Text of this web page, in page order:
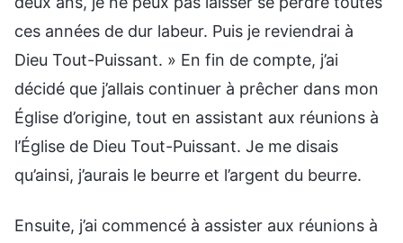
ces années de dur labeur. Puis je reviendrai à
Dieu Tout-Puissant. » En fin de compte, j’ai
décidé que j’allais continuer à prêcher dans mon
Église d’origine, tout en assistant aux réunions à
l’Église de Dieu Tout-Puissant. Je me disais
qu’ainsi, j’aurais le beurre et l’argent du beurre.
Ensuite, j’ai commencé à assister aux réunions à